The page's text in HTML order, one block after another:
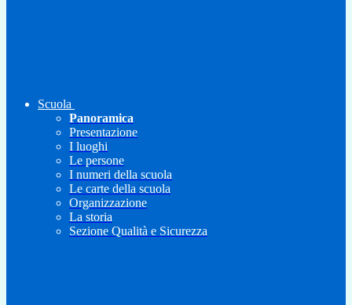
Scuola
Panoramica
Presentazione
I luoghi
Le persone
I numeri della scuola
Le carte della scuola
Organizzazione
La storia
Sezione Qualità e Sicurezza